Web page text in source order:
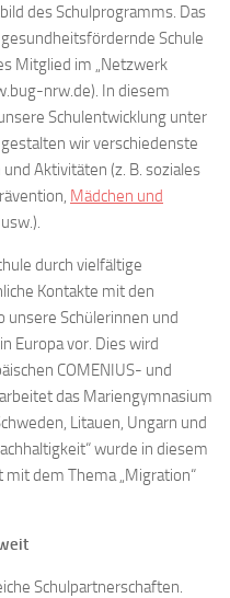
des Schulprogramms. Das
Schule
Mitglied im „Netzwerk
nrw.de). In diesem
Schulentwicklung unter
wir verschiedenste
Aktivitäten (z. B. soziales
Mädchen und
durch vielfältige
Kontakte mit den
unsere Schülerinnen und
Europa vor. Dies wird
COMENIUS- und
das Mariengymnasium
Litauen, Ungarn und
wurde in diesem
mit dem Thema „Migration“
Schulpartnerschaften.